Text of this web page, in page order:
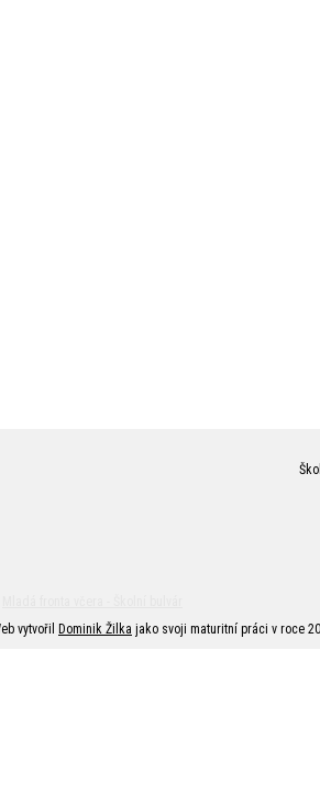
vytvořil
Dominik Žilka jako svoji maturitní práci v roce